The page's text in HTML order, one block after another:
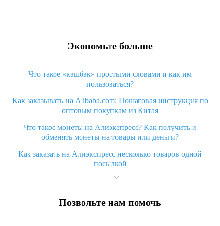
Экономьте больше
Что такое «кэшбэк» простыми словами и как им
пользоваться?
Как заказывать на Alibaba.com: Пошаговая инструкция по
оптовым покупкам из Китая
Что такое монеты на Алиэкспресс? Как получить и
обменять монеты на товары или деньги?
Как заказать на Алиэкспресс несколько товаров одной
посылкой
Что значит статус «Заказ закрыт» на Алиэкспресс и что
Что делать, если Алиэкспресс просит ввести паспортные
Позвольте нам помочь